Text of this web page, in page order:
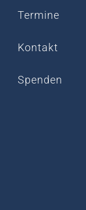
Termine
Kontakt
Spenden